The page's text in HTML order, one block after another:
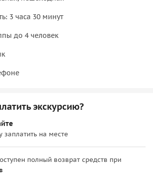
3 часа 30 минут
до 4 человек
экскурсию?
на месте
полный возврат средств при